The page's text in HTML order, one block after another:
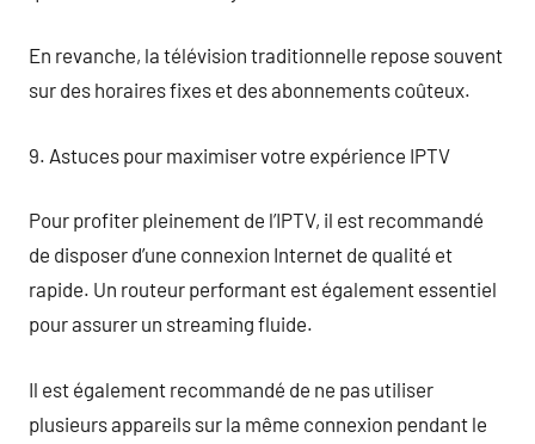
En revanche, la télévision traditionnelle repose souvent
sur des horaires fixes et des abonnements coûteux.
9. Astuces pour maximiser votre expérience IPTV
Pour profiter pleinement de l’IPTV, il est recommandé
de disposer d’une connexion Internet de qualité et
rapide. Un routeur performant est également essentiel
pour assurer un streaming fluide.
Il est également recommandé de ne pas utiliser
plusieurs appareils sur la même connexion pendant le